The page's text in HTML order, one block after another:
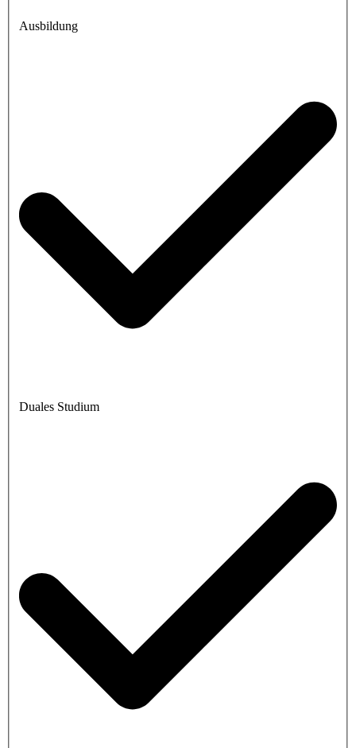
Ausbildung
Duales Studium